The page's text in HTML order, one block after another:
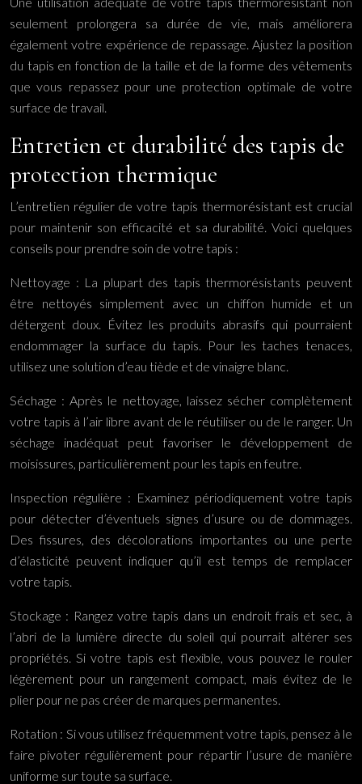
seulement prolongera sa durée de vie, mais améliorera
également votre expérience de repassage. Ajustez la position
du tapis en fonction de la taille et de la forme des vêtements
que vous repassez pour une protection optimale de votre
surface de travail.
Entretien et durabilité des tapis de
protection thermique
L’entretien régulier de votre tapis thermorésistant est crucial
pour maintenir son efficacité et sa durabilité. Voici quelques
conseils pour prendre soin de votre tapis :
Nettoyage : La plupart des tapis thermorésistants peuvent
être nettoyés simplement avec un chiffon humide et un
détergent doux. Évitez les produits abrasifs qui pourraient
endommager la surface du tapis. Pour les taches tenaces,
utilisez une solution d’eau tiède et de vinaigre blanc.
Séchage : Après le nettoyage, laissez sécher complètement
votre tapis à l’air libre avant de le réutiliser ou de le ranger. Un
séchage inadéquat peut favoriser le développement de
moisissures, particulièrement pour les tapis en feutre.
Inspection régulière : Examinez périodiquement votre tapis
pour détecter d’éventuels signes d’usure ou de dommages.
Des fissures, des décolorations importantes ou une perte
d’élasticité peuvent indiquer qu’il est temps de remplacer
votre tapis.
Stockage : Rangez votre tapis dans un endroit frais et sec, à
l’abri de la lumière directe du soleil qui pourrait altérer ses
propriétés. Si votre tapis est flexible, vous pouvez le rouler
légèrement pour un rangement compact, mais évitez de le
plier pour ne pas créer de marques permanentes.
Rotation : Si vous utilisez fréquemment votre tapis, pensez à le
faire pivoter régulièrement pour répartir l’usure de manière
uniforme sur toute sa surface.